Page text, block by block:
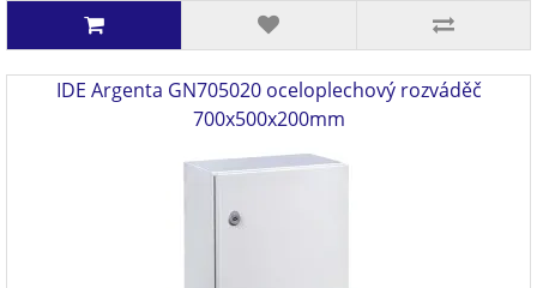
IDE Argenta GN705020 oceloplechový rozváděč
700x500x200mm